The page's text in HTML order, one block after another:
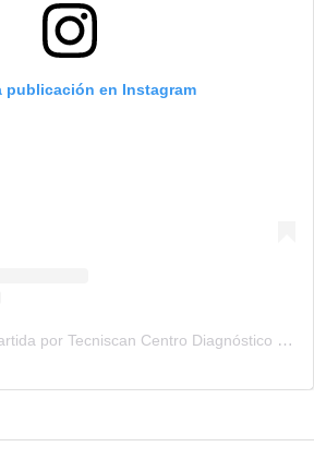
publicación en Instagram
Una publicación compartida por Tecniscan Centro Diagnóstico (@tecniscan)